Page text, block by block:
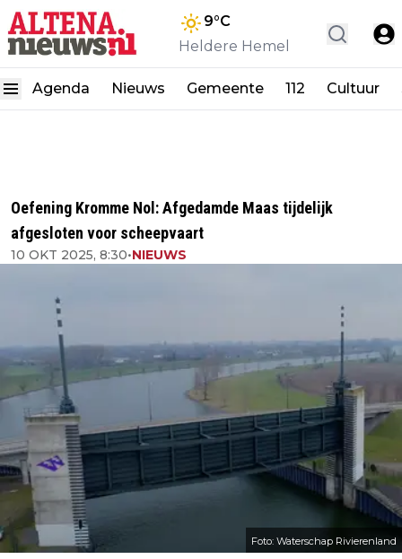
9°C
Heldere Hemel
Agenda Nieuws Gemeente 112 Cultuur
Oefening Kromme Nol: Afgedamde Maas tijdelijk
afgesloten voor scheepvaart
10 OKT 2025, 8:30•NIEUWS
Foto: Waterschap Rivierenland